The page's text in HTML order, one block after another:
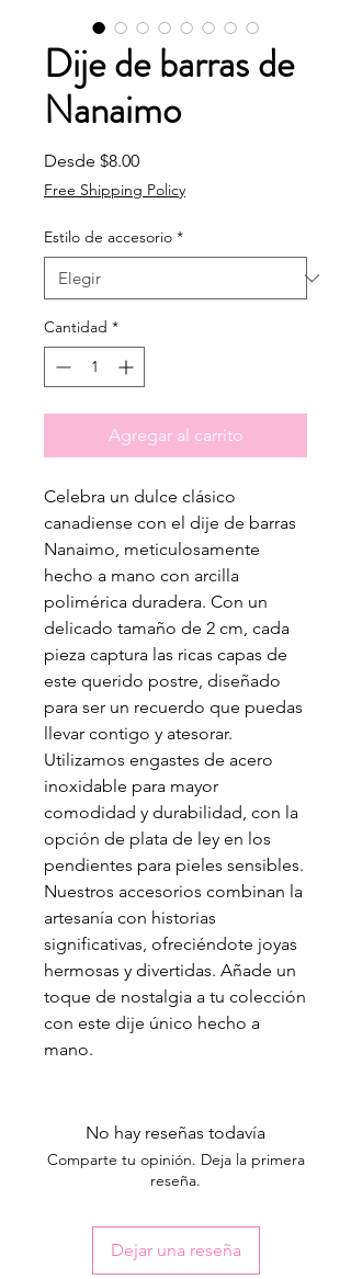
Dije de barras de
Nanaimo
Desde $8.00Precio de oferta
Free Shipping Policy
Estilo de accesorio *
Cantidad *
Agregar al carrito
Celebra un dulce clásico
canadiense con el dije de barras
Nanaimo, meticulosamente
hecho a mano con arcilla
polimérica duradera. Con un
delicado tamaño de 2 cm, cada
pieza captura las ricas capas de
este querido postre, diseñado
para ser un recuerdo que puedas
llevar contigo y atesorar.
Utilizamos engastes de acero
inoxidable para mayor
comodidad y durabilidad, con la
opción de plata de ley en los
pendientes para pieles sensibles.
Nuestros accesorios combinan la
artesanía con historias
significativas, ofreciéndote joyas
hermosas y divertidas. Añade un
toque de nostalgia a tu colección
con este dije único hecho a
mano.
No hay reseñas todavía
Comparte tu opinión. Deja la primera
reseña.
Dejar una reseña